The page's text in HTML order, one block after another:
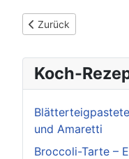
Vorheriger Beitrag:
Zurück
Koch-
und Amaretti
Broccoli-Tarte –